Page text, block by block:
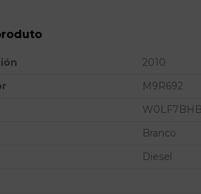
2010
M9R692
Branco
Diesel